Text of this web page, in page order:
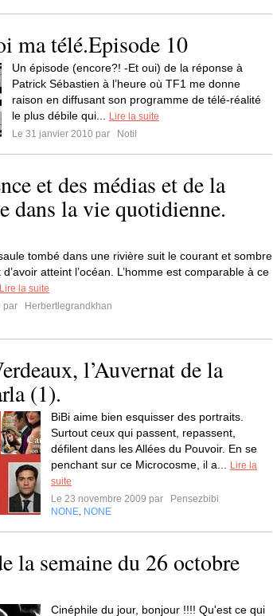
ma télé.Episode 10
Un épisode (encore?! -Et oui) de la réponse à
Patrick Sébastien à l’heure où TF1 me donne
raison en diffusant son programme de télé-réalité
le plus débile qui...
Lire la suite
Le 31 janvier 2010 par
Notil
et des médias et de la
dans la vie quotidienne.
tombé dans une rivière suit le courant et sombre
atteint l’océan. L’homme est comparable à ce
Lire la suite
par
Herbertlegrandkhan
l’Auvernat de la
(1).
BiBi aime bien esquisser des portraits.
Surtout ceux qui passent, repassent,
défilent dans les Allées du Pouvoir. En se
penchant sur ce Microcosme, il a...
Lire la
suite
Le 23 novembre 2009 par
Pensezbibi
NONE NONE
la semaine du 26 octobre
Cinéphile du jour, bonjour !!!! Qu'est ce qui